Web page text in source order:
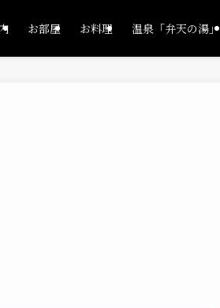
お部屋 お料理 温泉「弁天の湯」